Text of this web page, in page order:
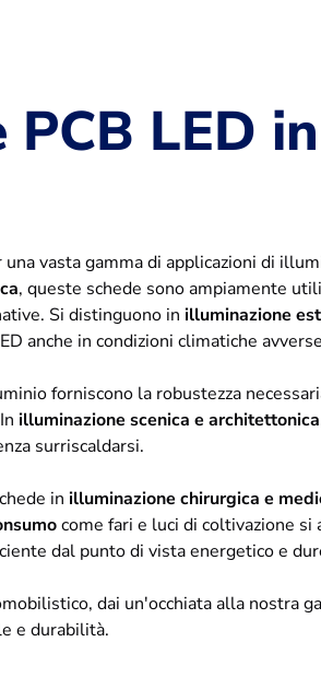
LED
vasta gamma di applicazioni di
, queste schede sono ampiamente
Si distinguono inilluminazione
anche in condizioni climatiche
forniscono la robustezza
illuminazione scenica e architettonica
surriscaldarsi.
inilluminazione chirurgica e
come fari e luci di coltivazione si
dal punto di vista energetico e
dai un'occhiata alla nostra
e durabilità.